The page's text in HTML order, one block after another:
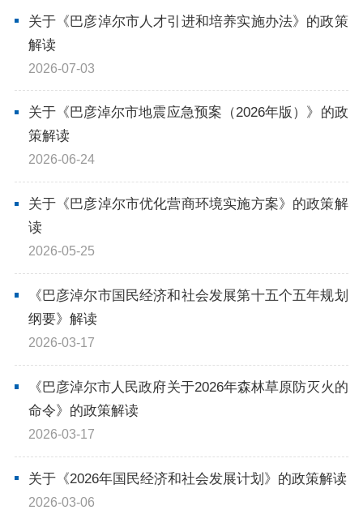
政民互动
市长信箱
在线访谈 意见征集 诉求公开
走进巴彦淖尔
行政区划 自然地理 资源禀赋
人文历史
关于《巴彦淖尔市人才引进和培养实施办法》的政策
解读
2026-07-03
关于《巴彦淖尔市地震应急预案（2026年版）》的政
策解读
2026-06-24
关于《巴彦淖尔市优化营商环境实施方案》的政策解
读
2026-05-25
《巴彦淖尔市国民经济和社会发展第十五个五年规划
纲要》解读
2026-03-17
《巴彦淖尔市人民政府关于2026年森林草原防灭火的
命令》的政策解读
2026-03-17
关于《2026年国民经济和社会发展计划》的政策解读
2026-03-06